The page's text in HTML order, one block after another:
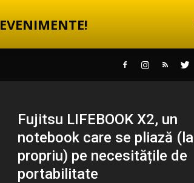
EVENIMENTE!
Fujitsu LIFEBOOK X2, un
notebook care se pliază (la
propriu) pe necesitățile de
portabilitate